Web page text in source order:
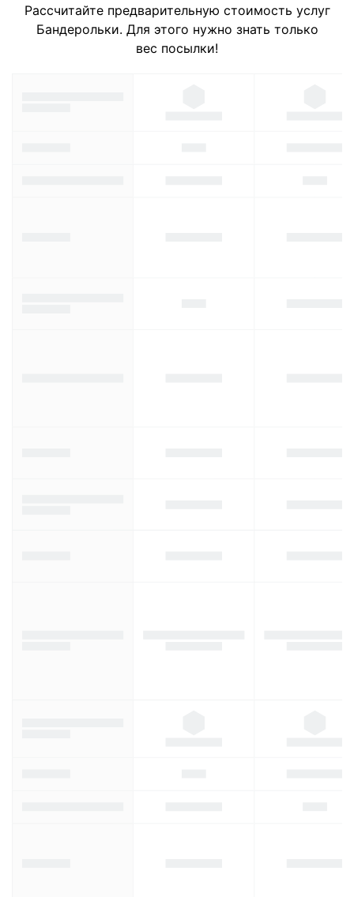
Рассчитайте предварительную стоимость услуг
Бандерольки. Для этого нужно знать только
вес посылки!